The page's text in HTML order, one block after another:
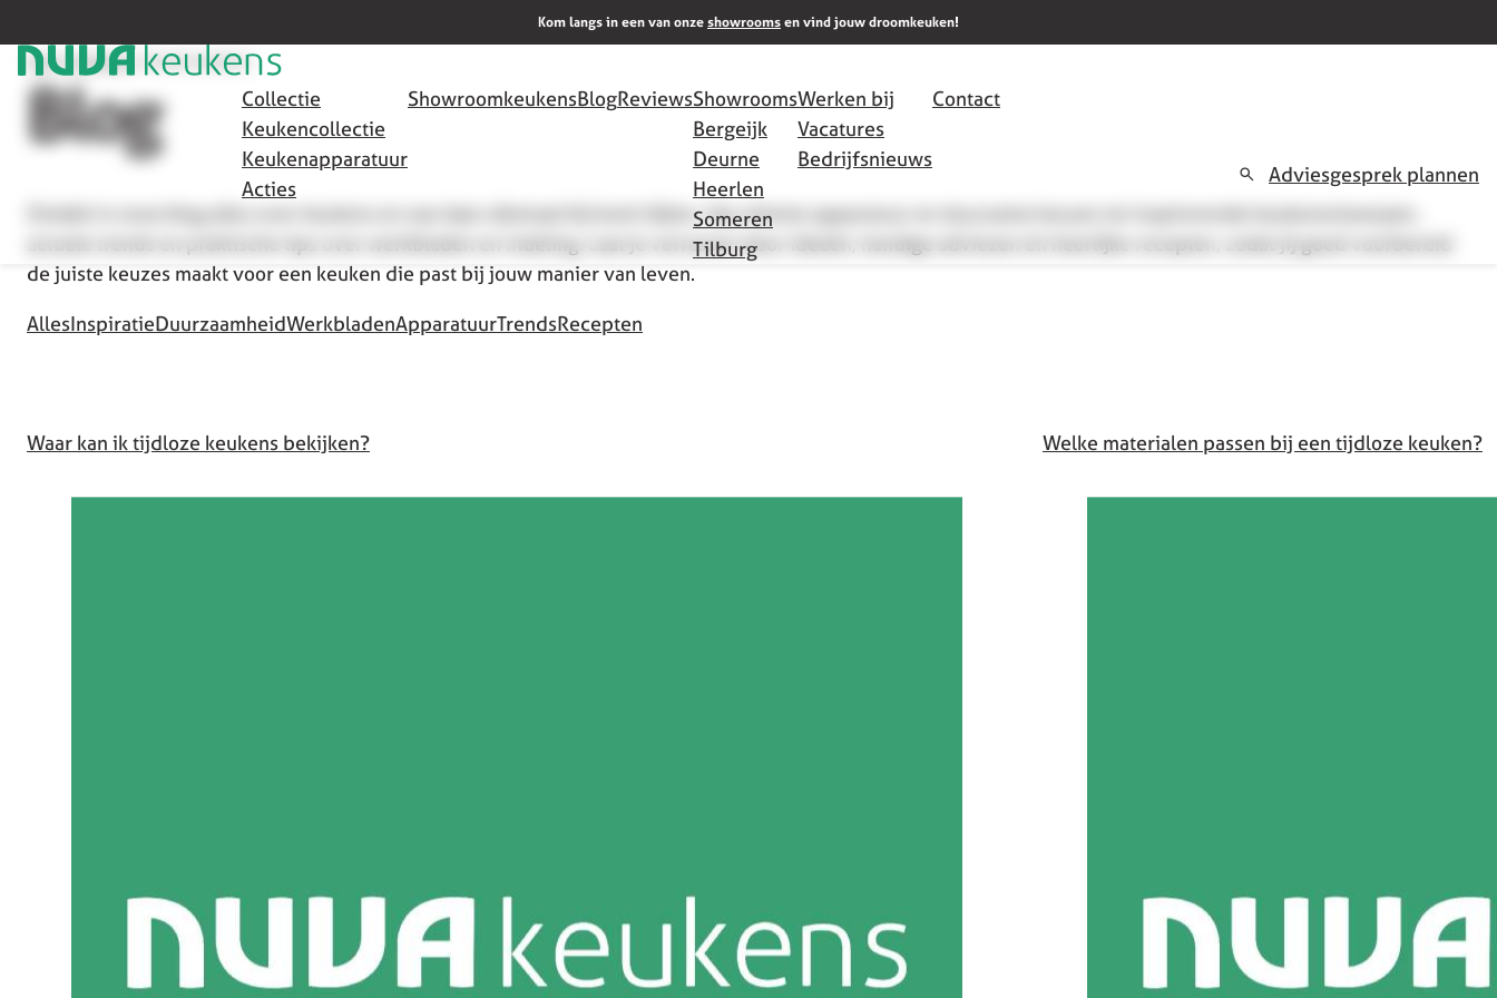
Kom langs in een van onze showrooms en vind jouw droomkeuken!
Collectie
Keukencollectie
Keukenapparatuur
Acties
ShowroomkeukensBlogReviewsShowrooms
Bergeijk
Deurne
Heerlen
Someren
Tilburg
Werken bij
Vacatures
Bedrijfsnieuws
Contact
Adviesgesprek plannen
HOME/ SEO PAGINA'S TIJDLOZE KEUKENS (2)
Blog
Ontdek in onze blog alles over keukens en wat daar allemaal bij komt kijken. Van slimme apparatuur en duurzame keuzes tot inspirerende keukenontwerpen,
actuele trends en praktische tips over werkbladen en indeling. Laat je verrassen door ideeën, handige adviezen én heerlijke recepten, zodat jij goed voorbereid
de juiste keuzes maakt voor een keuken die past bij jouw manier van leven.
AllesInspiratieDuurzaamheidWerkbladenApparatuurTrendsRecepten
Waar kan ik tijdloze keukens bekijken? Welke materialen passen bij een tijdloze keuken?